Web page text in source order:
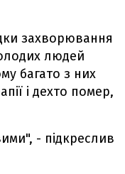
захворювання
людей
багато з них
і дехто помер,
- підкреслив